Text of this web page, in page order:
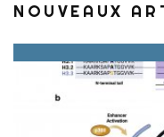
NOUVEAUX